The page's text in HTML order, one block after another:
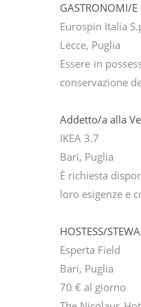
GASTRONOMI/
Eurospin Italia
Lecce, Puglia
Essere in
conservazione
Addetto/a alla
IKEA 3.7
Bari, Puglia
È richiesta
loro esigenze e
HOSTESS/
Esperta Field
Bari, Puglia
70 € al giorno